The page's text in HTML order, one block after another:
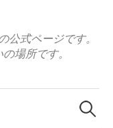
式ページです。
場所です。
検
索: